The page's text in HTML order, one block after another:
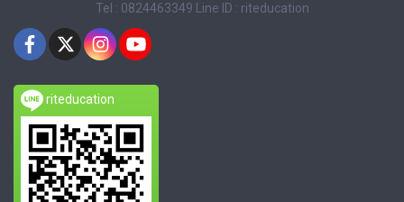
Tel : 0824463349
Line ID : riteducation
riteducation